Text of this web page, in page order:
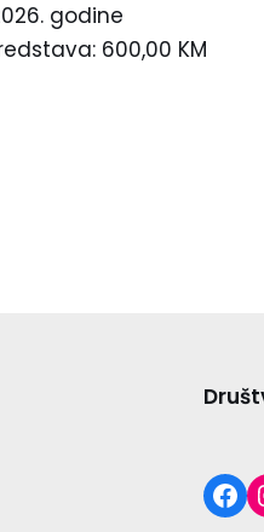
godine
600,00 KM